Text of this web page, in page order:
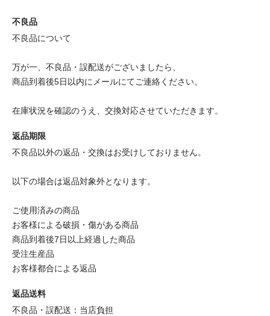
不良品
不良品について
万が一、不良品・誤配送がございましたら、
商品到着後5日以内にメールにてご連絡ください。
在庫状況を確認のうえ、交換対応させていただきます。
返品期限
不良品以外の返品・交換はお受けしておりません。
以下の場合は返品対象外となります。
ご使用済みの商品
お客様による破損・傷がある商品
商品到着後7日以上経過した商品
受注生産品
お客様都合による返品
返品送料
不良品・誤配送：当店負担